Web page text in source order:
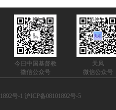
今日中国基督教
微信公众号
天风
微信公众号
号-1 沪ICP备08101892号-5